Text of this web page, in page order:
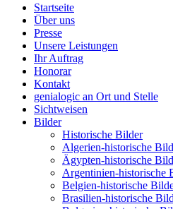
Startseite
Über uns
Presse
Unsere Leistungen
Ihr Auftrag
Honorar
Kontakt
genialogic an Ort und Stelle
Sichtweisen
Bilder
Historische Bilder
Algerien-historische
Ägypten-historische
Argentinien-historische
Belgien-historische
Brasilien-historische